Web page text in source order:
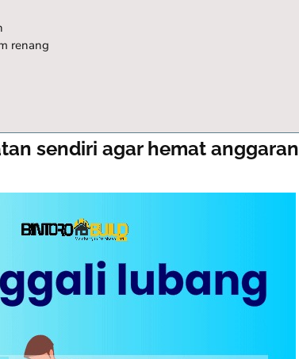
renang
sendiri agar hemat anggaran